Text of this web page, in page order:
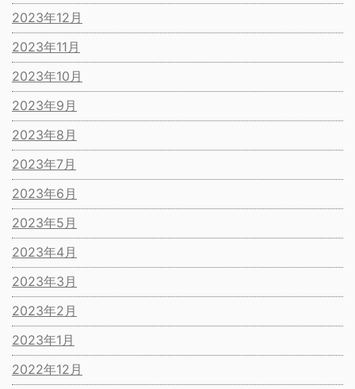
2023年12月
2023年11月
2023年10月
2023年9月
2023年8月
2023年7月
2023年6月
2023年5月
2023年4月
2023年3月
2023年2月
2023年1月
2022年12月